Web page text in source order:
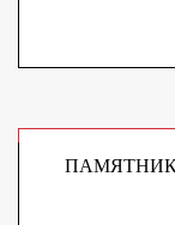
ПАМЯТНИК